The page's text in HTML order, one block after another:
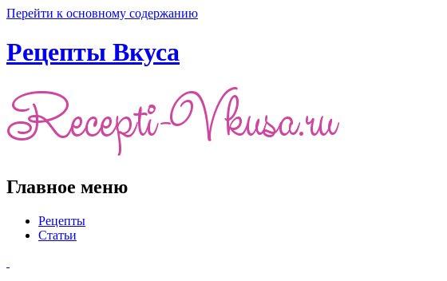
Перейти к основному содержанию
Рецепты Вкуса
Главное меню
Рецепты
Статьи